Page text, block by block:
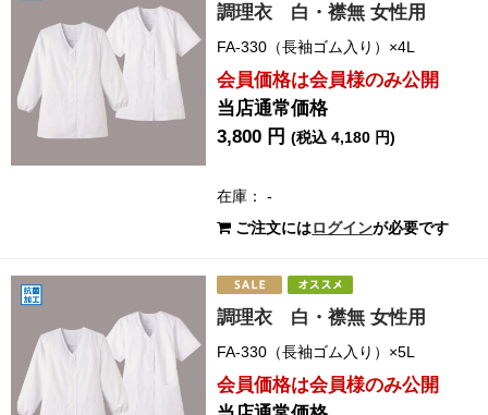
調理衣 白・襟無 女性用
FA-330（長袖ゴム入り）×4L
会員価格は会員様のみ公開
当店通常価格
3,800 円(税込 4,180 円)
在庫： -
ご注文にはログインが必要です
調理衣 白・襟無 女性用
FA-330（長袖ゴム入り）×5L
会員価格は会員様のみ公開